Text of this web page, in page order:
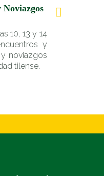
10, 13 y 14
y
noviazgos
tilense.
Los Tilos